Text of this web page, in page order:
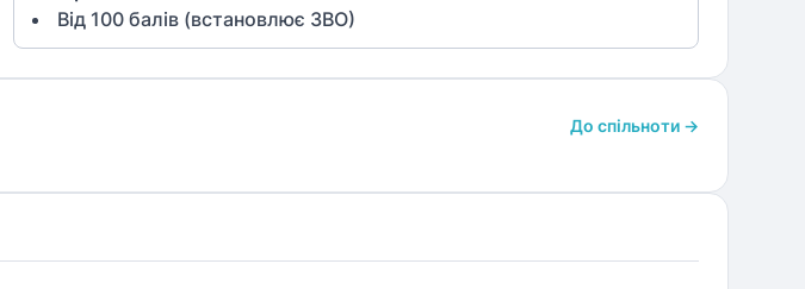
Від 100 балів (встановлює ЗВО)
До спільноти →